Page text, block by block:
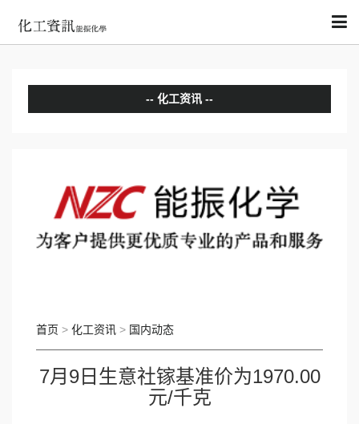
化工资讯
国际动态
首页 > 化工资讯 > 国内动态
7月9日生意社镓基准价为1970.00
元/千克